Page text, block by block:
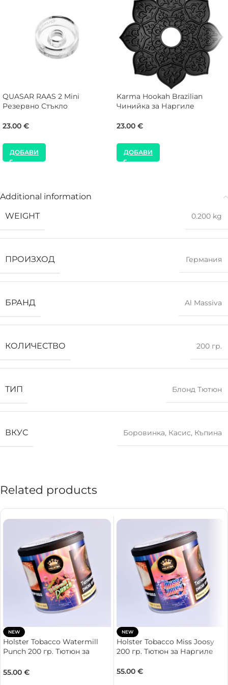
QUASAR RAAS 2 Mini
Резервно Стъкло
23.00 €
ДОБАВИ
Karma Hookah Brazilian
Чинийка за Наргиле
23.00 €
ДОБАВИ
Additional information
WEIGHT
0.200 kg
ПРОИЗХОД Германия
БРАНД Al Massiva
КОЛИЧЕСТВО 200 гр.
ТИП Блонд Тютюн
ВКУС Боровинка, Касис, Къпина
Related products
NEW
Holster Tobacco Watermill
Punch 200 гр. Тютюн за
55.00 €
NEW
Holster Tobacco Miss Joosy
200 гр. Тютюн за Наргиле
55.00 €